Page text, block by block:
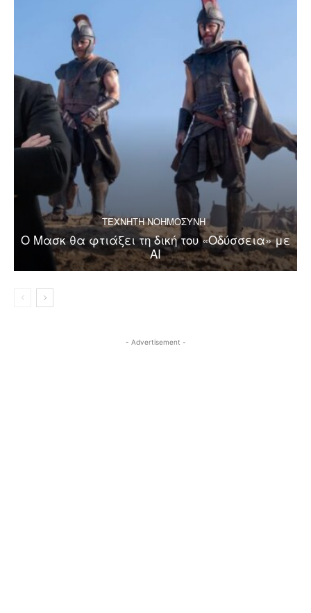
ΤΕΧΝΗΤΗ ΝΟΗΜΟΣΥΝΗ
Ο Μασκ θα φτιάξει τη δική του «Οδύσσεια» με
AI
- Advertisement -